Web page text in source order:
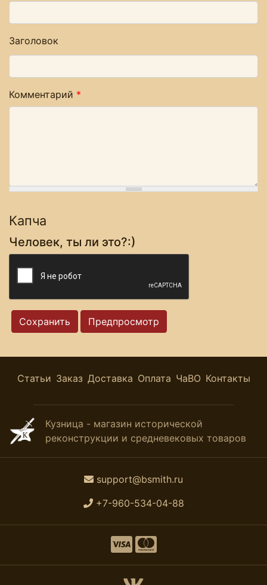
Заголовок
Комментарий *
Капча
Человек, ты ли это?:)
Статьи Заказ Доставка Оплата ЧаВО Контакты
Кузница - магазин исторической
реконструкции и средневековых товаров
support@bsmith.ru
+7-960-534-04-88